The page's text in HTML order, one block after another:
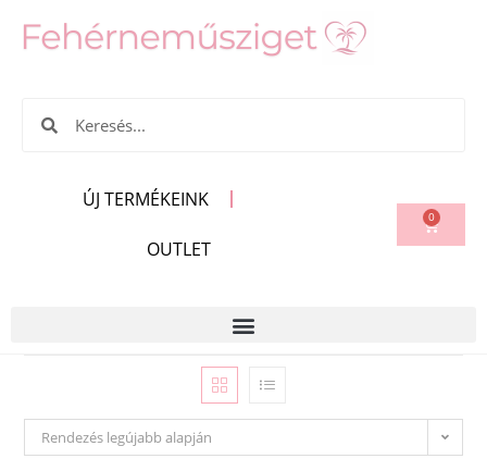
ÚJ TERMÉKEINK
OUTLET
0
Rendezés legújabb alapján